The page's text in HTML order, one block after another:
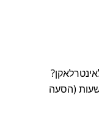
כלל בין 2.3 שעות ל־2.5 שעות (הסעה